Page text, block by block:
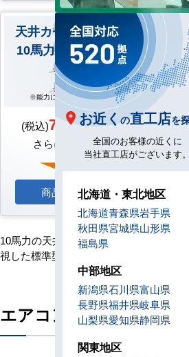
※能力により形が異なります
天井カセット形4方向
10馬力 ダブルツイン
(税込)710,600円を
さらに
特別価格で
商品詳細へ
10馬力の天井カセット形4方向エアコン
視した標準型タイプがございます。
エアコンセンターACが
お近く の直工店を
全国のお客様の近くに
当社直工店がございます。
北海道・東北地区
北海道青森県岩手県
秋田県宮城県山形県
福島県
中部地区
新潟県石川県富山県
長野県福井県岐阜県
山梨県愛知県静岡県
関東地区